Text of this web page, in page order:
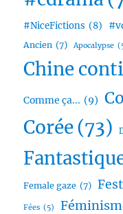
#NiceFictions (8)
Ancien (7) Apocalypse
Chine
Comme ça... (9)
Corée(73)
Female gaze (7)
Fées (5)